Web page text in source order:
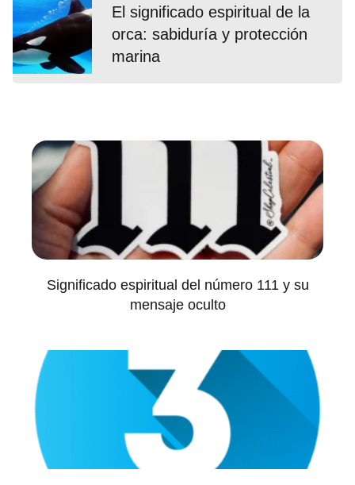
El significado espiritual de la
orca: sabiduría y protección
marina
Significado espiritual del número 111 y su
mensaje oculto